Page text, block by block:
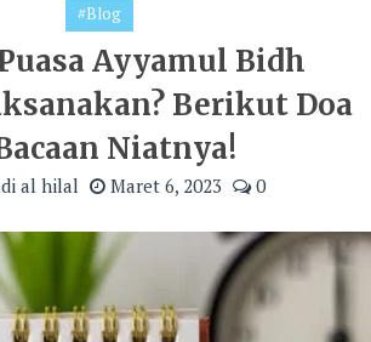
#Blog
Ayyamul Bidh
Berikut Doa
Niatnya!
al hilal Maret 6, 2023 0